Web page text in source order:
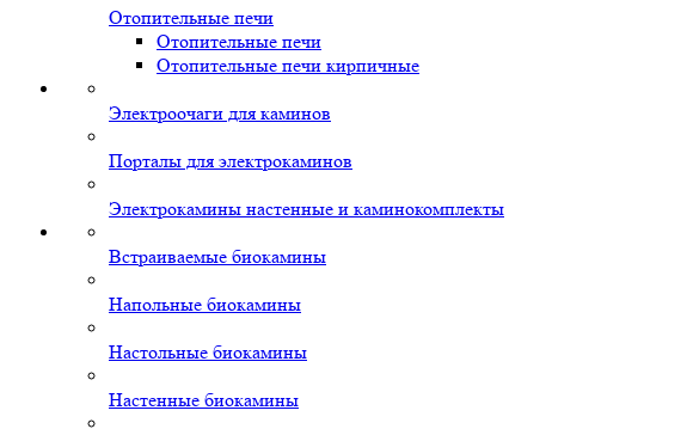
Отопительные печи
Отопительные печи
Отопительные печи кирпичные
Электроочаги для каминов
Порталы для электрокаминов
Электрокамины настенные и каминокомплекты
Встраиваемые биокамины
Напольные биокамины
Настольные биокамины
Настенные биокамины